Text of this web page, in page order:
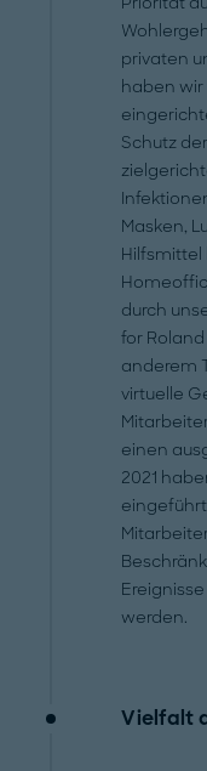
privaten
haben
Schutz
Masken,
Hilfsmittel
durch
for
anderem
virtuelle
einen
2021
werden.
Vielfalt